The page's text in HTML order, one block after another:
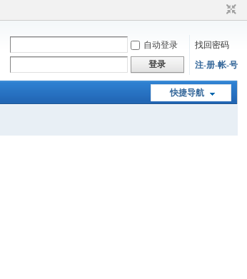
自动登录
找回密码
登录 注-册-帐-号
快捷导航